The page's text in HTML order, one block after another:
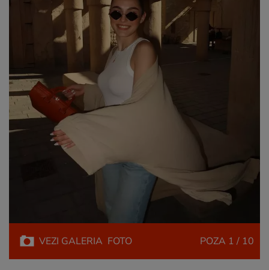
VEZI GALERIA FOTO POZA 1 / 10